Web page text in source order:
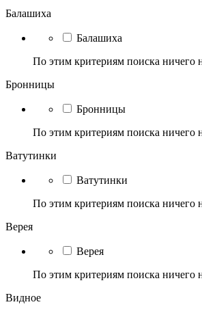
Балашиха
Балашиха
По этим критериям поиска ничего
Бронницы
Бронницы
По этим критериям поиска ничего
Ватутинки
Ватутинки
По этим критериям поиска ничего
Верея
Верея
По этим критериям поиска ничего
Видное